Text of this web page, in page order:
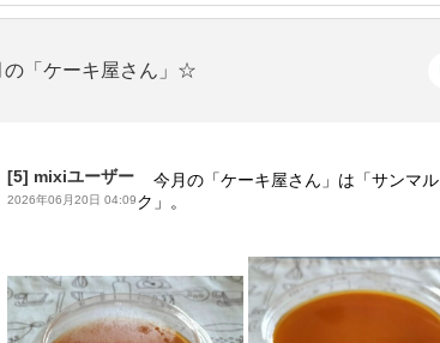
の「ケーキ屋さん」☆
[5] mixiユーザー
2026年06月20日 04:09
今月の「ケーキ屋さん」は「サンマル
ク」。